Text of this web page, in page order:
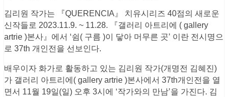
김리원 작가는 『QUERENCIA』 치유시리즈 40점의 새로운
신작들로 2023.11.9. ~ 11.28. 『갤러리 아트리에 ( gallery
artrie )본사』에서 ‘쉼( 구름 )이 닿아 머무른 곳’ 이란 전시명으
로 37th 개인전을 선보인다.
배우이자 화가로 활동하고 있는 김리원 작가(개명전 김혜진)
가 갤러리 아트리에( gallery artrie )본사에서 37th개인전을 열
면서 11월 19일(일) 오후 3시에 ‘작가와의 만남’을 가진다. 김